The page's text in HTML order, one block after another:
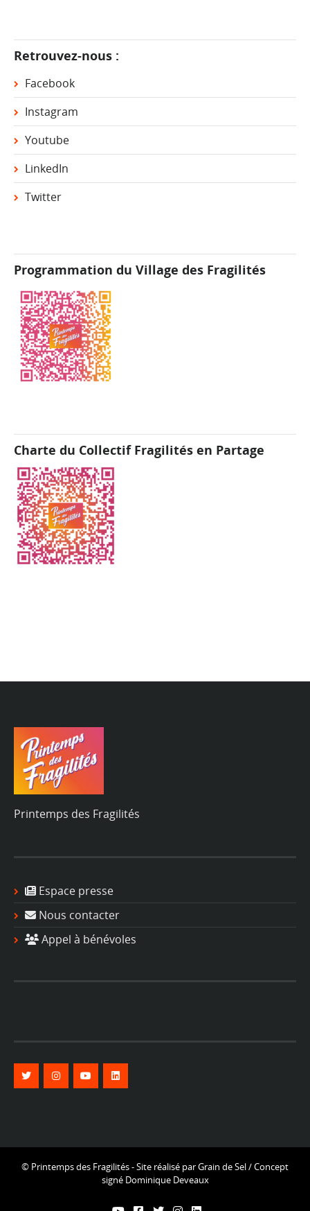
Retrouvez-nous :
Facebook
Instagram
Youtube
LinkedIn
Twitter
Programmation du Village des Fragilités
Charte du Collectif Fragilités en Partage
Printemps des Fragilités
Espace presse
Nous contacter
Appel à bénévoles
© Printemps des Fragilités - Site réalisé parGrain de Sel/ Concept
signé Dominique Deveaux